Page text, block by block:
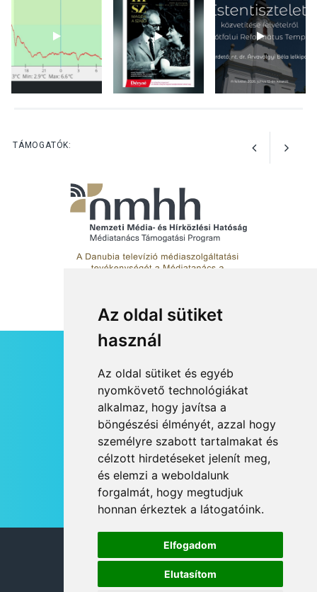
Az oldal sütiket
használ
Az oldal sütiket és egyéb
nyomkövető technológiákat
alkalmaz, hogy javítsa a
böngészési élményét, azzal hogy
személyre szabott tartalmakat és
célzott hirdetéseket jelenít meg,
és elemzi a weboldalunk
forgalmát, hogy megtudjuk
honnan érkeztek a látogatóink.
Elfogadom
Elutasítom
kínálnak a szabadtéri
előadások a Skanzenben
KÖZÉLET 2026 AUG 05
TÁMOGATÓK:
RSS
JOGI NYILATKOZAT
KAPCSOLAT
OLDALTÉRKÉP
IMPRESSZUM
HÍR BEKÜLDÉSE
© 2026 DANUBIA TV